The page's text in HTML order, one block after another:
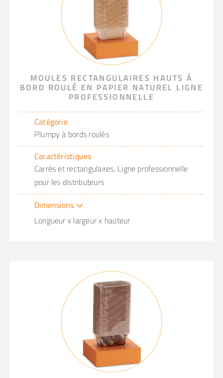
MOULES RECTANGULAIRES HAUTS À
BORD ROULÉ EN PAPIER NATUREL LIGNE
PROFESSIONNELLE
Catégorie
Plumpy à bords roulés
Caractéristiques
Carrés et rectangulaires, Ligne professionnelle
pour les distributeurs
Dimensions
Longueur x largeur x hauteur